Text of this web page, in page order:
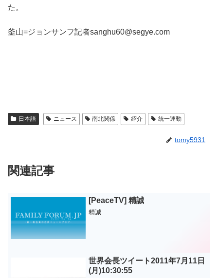
た。
釜山=ジョンサンフ記者sanghu60@segye.com
日本語 ニュース 南北関係 紹介 統一運動
tomy5931
関連記事
[PeaceTV] 精誠
精誠
世界会長ツイート2011年7月11日
(月)10:30:55